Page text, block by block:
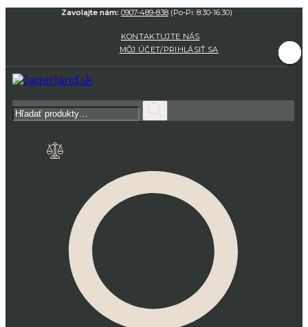
Zavolajte nám: 0907-489-838(Po-Pi: 8:30-16:30)
KONTAKTUJTE NÁS
MÔJ ÚČET/PRIHLÁSIŤ SA
Hľadať: